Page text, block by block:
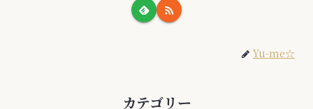
Yu-me☆
カテゴリー